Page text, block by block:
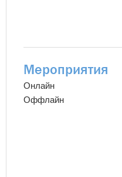
Мероприятия
Онлайн
Оффлайн